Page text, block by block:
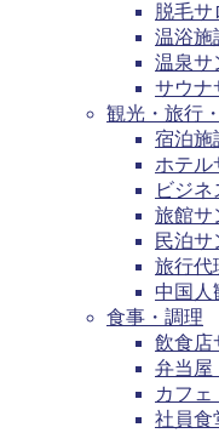
脱毛
温浴施
温泉サ
サウナ
観光・旅行
宿泊施
ホテル
ビジ
旅館サ
民泊サ
旅行代
中国人
食事・調理
飲食店
弁当屋
カフ
社員食